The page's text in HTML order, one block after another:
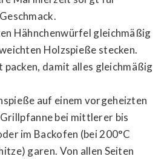
Hähnchenwürfel gleichmäßig
Holzspieße stecken.
packen, damit alles gleichmäßig
auf einem vorgeheizten
bei mittlerer bis
im Backofen (bei 200°C
garen. Von allen Seiten